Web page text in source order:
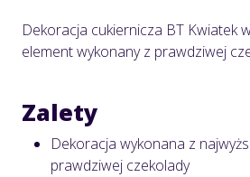
Dekoracja cukiernicza BT Kwiatek
element wykonany z prawdziwej
Zalety
Dekoracja wykonana z
prawdziwej czekolady